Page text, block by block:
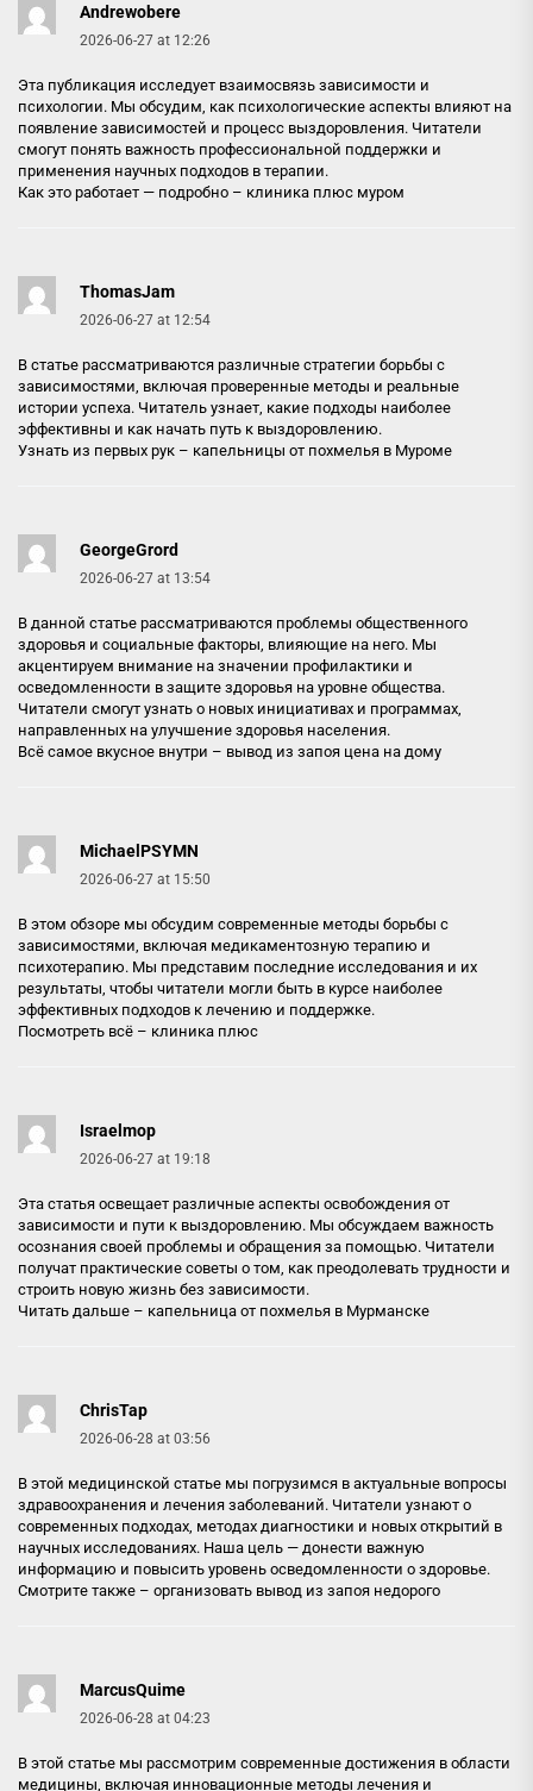
Andrewobere
2026-06-27 at 12:26
Эта публикация исследует взаимосвязь зависимости и
психологии. Мы обсудим, как психологические аспекты влияют на
появление зависимостей и процесс выздоровления. Читатели
смогут понять важность профессиональной поддержки и
применения научных подходов в терапии.
Как это работает — подробно – клиника плюс муром
ThomasJam
2026-06-27 at 12:54
В статье рассматриваются различные стратегии борьбы с
зависимостями, включая проверенные методы и реальные
истории успеха. Читатель узнает, какие подходы наиболее
эффективны и как начать путь к выздоровлению.
Узнать из первых рук – капельницы от похмелья в Муроме
GeorgeGrord
2026-06-27 at 13:54
В данной статье рассматриваются проблемы общественного
здоровья и социальные факторы, влияющие на него. Мы
акцентируем внимание на значении профилактики и
осведомленности в защите здоровья на уровне общества.
Читатели смогут узнать о новых инициативах и программах,
направленных на улучшение здоровья населения.
Всё самое вкусное внутри – вывод из запоя цена на дому
MichaelPSYMN
2026-06-27 at 15:50
В этом обзоре мы обсудим современные методы борьбы с
зависимостями, включая медикаментозную терапию и
психотерапию. Мы представим последние исследования и их
результаты, чтобы читатели могли быть в курсе наиболее
эффективных подходов к лечению и поддержке.
Посмотреть всё – клиника плюс
Israelmop
2026-06-27 at 19:18
Эта статья освещает различные аспекты освобождения от
зависимости и пути к выздоровлению. Мы обсуждаем важность
осознания своей проблемы и обращения за помощью. Читатели
получат практические советы о том, как преодолевать трудности и
строить новую жизнь без зависимости.
Читать дальше – капельница от похмелья в Мурманске
ChrisTap
2026-06-28 at 03:56
В этой медицинской статье мы погрузимся в актуальные вопросы
здравоохранения и лечения заболеваний. Читатели узнают о
современных подходах, методах диагностики и новых открытий в
научных исследованиях. Наша цель — донести важную
информацию и повысить уровень осведомленности о здоровье.
Смотрите также – организовать вывод из запоя недорого
MarcusQuime
2026-06-28 at 04:23
В этой статье мы рассмотрим современные достижения в области
медицины, включая инновационные методы лечения и